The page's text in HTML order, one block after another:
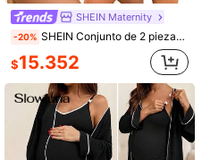
SHEIN Maternity
-20% SHEIN Conjunto de 2 piezas de top de tirantes y shorts de unicolor casual de verano para maternidad y lactancia
$15.352